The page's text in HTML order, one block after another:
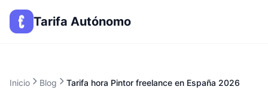
Tarifa Autónomo
Inicio Blog Tarifa hora Pintor freelance en España 2026